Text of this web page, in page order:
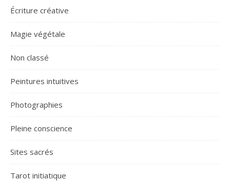
Écriture créative
Magie végétale
Non classé
Peintures intuitives
Photographies
Pleine conscience
Sites sacrés
Tarot initiatique